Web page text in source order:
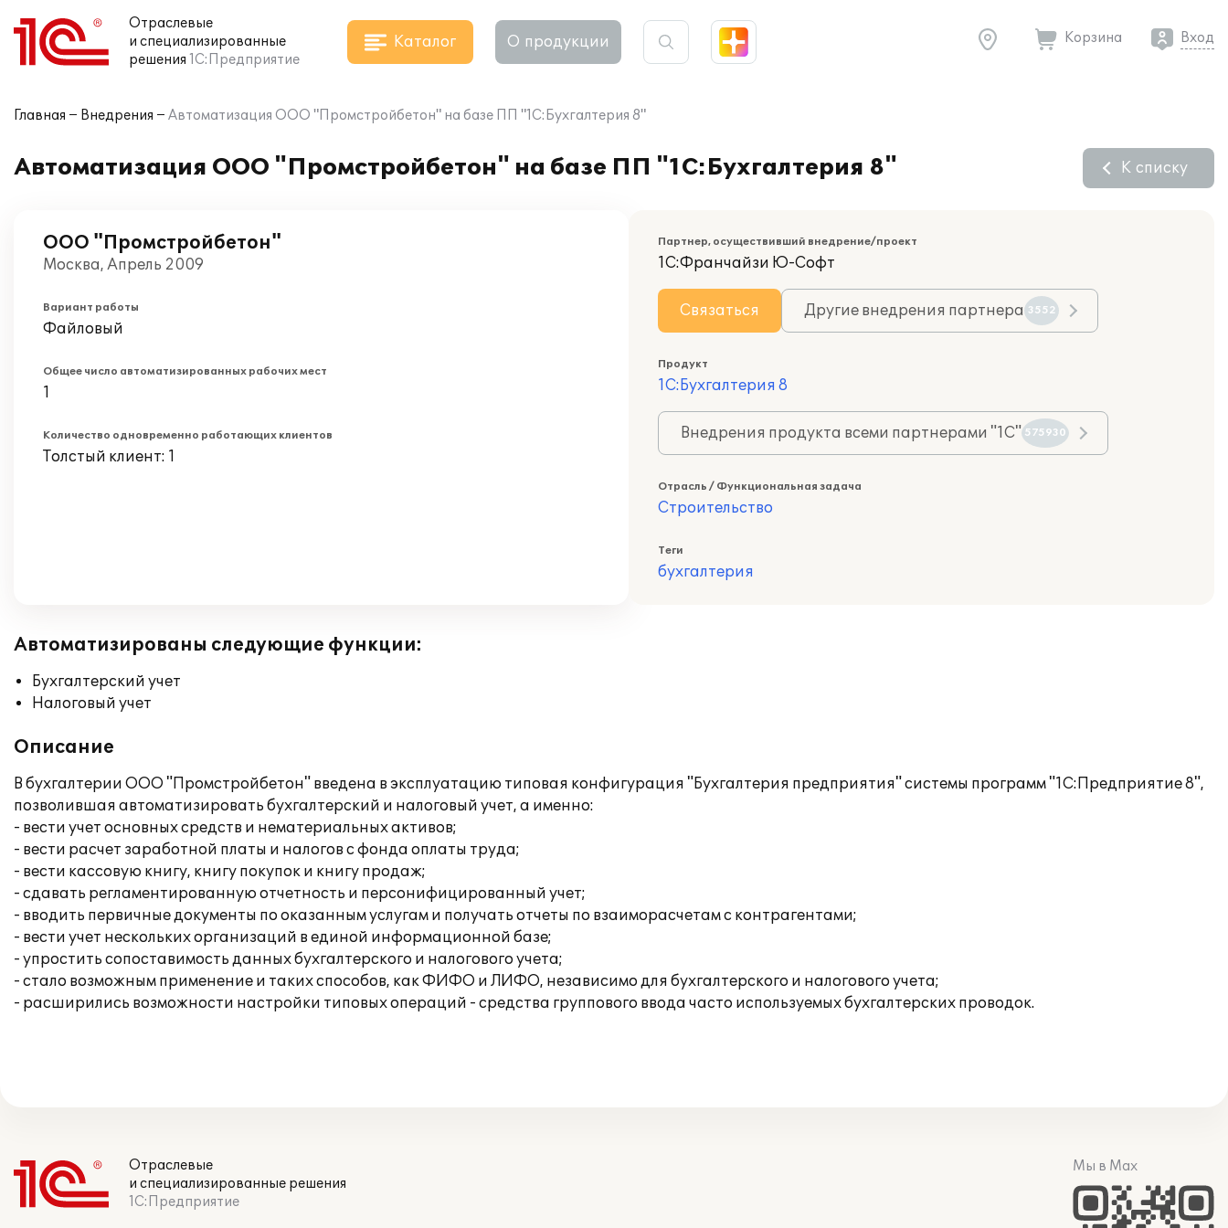
Отраслевые
и специализированные
решения 1С:Предприятие
Каталог О продукции Корзина Вход
Главная Внедрения Автоматизация ООО "Промстройбетон" на базе ПП "1С:Бухгалтерия 8"
Автоматизация ООО "Промстройбетон" на базе ПП "1С:Бухгалтерия 8" К списку
ООО "Промстройбетон"
Москва, Апрель 2009
Вариант работы
Файловый
Общее число автоматизированных рабочих мест
1
Количество одновременно работающих клиентов
Толстый клиент: 1
Партнер, осуществивший внедрение/проект
1С:Франчайзи Ю-Софт
Связаться Другие внедрения партнера 3552
Продукт
1С:Бухгалтерия 8
Внедрения продукта всеми партнерами "1С" 575930
Отрасль / Функциональная задача
Строительство
Теги
бухгалтерия
Автоматизированы следующие функции:
Бухгалтерский учет
Налоговый учет
Описание
В бухгалтерии ООО "Промстройбетон" введена в эксплуатацию типовая конфигурация "Бухгалтерия предприятия" системы программ "1С:Предприятие 8",
позволившая автоматизировать бухгалтерский и налоговый учет, а именно:
- вести учет основных средств и нематериальных активов;
- вести расчет заработной платы и налогов с фонда оплаты труда;
- вести кассовую книгу, книгу покупок и книгу продаж;
- сдавать регламентированную отчетность и персонифицированный учет;
- вводить первичные документы по оказанным услугам и получать отчеты по взаиморасчетам с контрагентами;
- вести учет нескольких организаций в единой информационной базе;
- упростить сопоставимость данных бухгалтерского и налогового учета;
- стало возможным применение и таких способов, как ФИФО и ЛИФО, независимо для бухгалтерского и налогового учета;
- расширились возможности настройки типовых операций - средства группового ввода часто используемых бухгалтерских проводок.
Отраслевые
и специализированные решения
1С:Предприятие
Мы в Max